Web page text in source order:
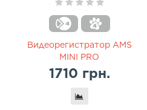
Видеорегистратор AMS
MINI PRO
1710 грн.